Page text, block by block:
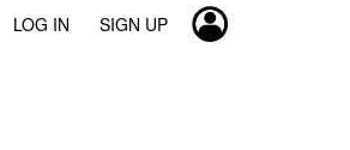
LOG IN SIGN UP